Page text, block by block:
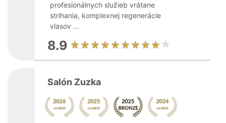
profesionálnych služieb vrátane
strihania, komplexnej regenerácie
vlasov ...
8.9
Salón Zuzka